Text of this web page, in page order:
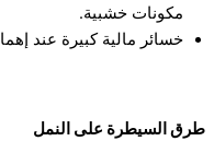
مكونات خشبية.
خسائر مالية كبيرة عند
طرق السيطرة على النمل